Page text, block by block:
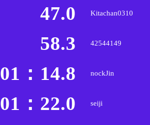
47.0 Kitachan0310
58.3 42544149
01：14.8 nockJin
01：22.0 seiji